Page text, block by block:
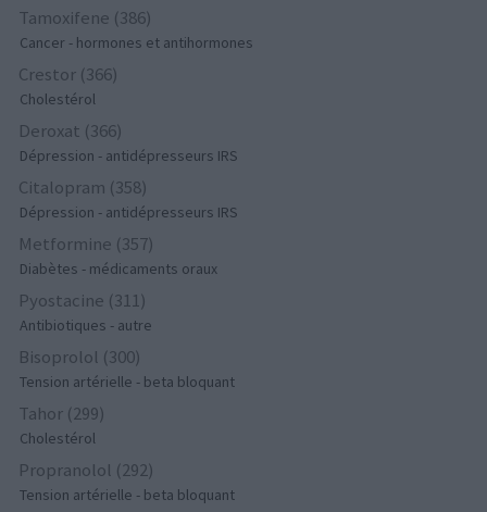
Tamoxifene (386)
Cancer - hormones et antihormones
Crestor (366)
Cholestérol
Deroxat (366)
Dépression - antidépresseurs IRS
Citalopram (358)
Dépression - antidépresseurs IRS
Metformine (357)
Diabètes - médicaments oraux
Pyostacine (311)
Antibiotiques - autre
Bisoprolol (300)
Tension artérielle - beta bloquant
Tahor (299)
Cholestérol
Propranolol (292)
Tension artérielle - beta bloquant